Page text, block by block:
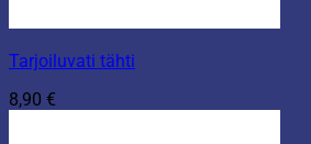
Tarjoiluvati tähti
8,90 €